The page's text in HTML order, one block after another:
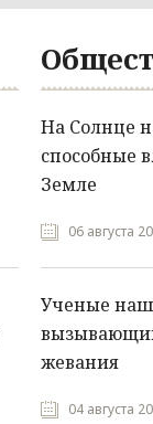
На Солнце
способные
Земле
06 августа
Ученые
жевания
04 августа